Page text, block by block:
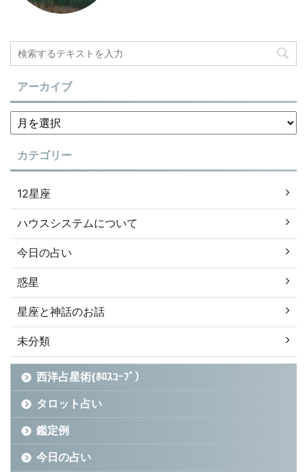
アーカイブ
カテゴリー
12星座
ハウスシステムについて
今日の占い
惑星
星座と神話のお話
未分類
西洋占星術(ﾎﾛｽｺｰﾌﾟ）
タロット占い
鑑定例
今日の占い